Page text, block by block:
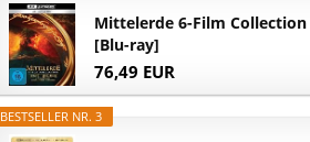
Mittelerde 6-Film Collection
[Blu-ray]
76,49 EUR
BESTSELLER NR. 3